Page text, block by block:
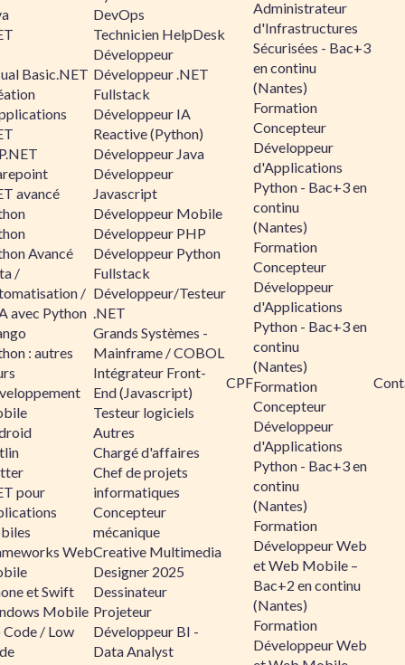
Basic.NET
avancé
Avancé
/
/
avec Python
: autres
pour
Web
et Swift
Mobile
/ Low
DevOps
Technicien HelpDesk
Développeur
Développeur .NET
Fullstack
Développeur IA
Reactive (Python)
Développeur Java
Développeur
Javascript
Développeur Mobile
Développeur PHP
Développeur Python
Fullstack
Développeur/Testeur
.NET
Grands Systèmes -
Mainframe / COBOL
Intégrateur Front-
End (Javascript)
Testeur logiciels
Autres
Chargé d'affaires
Chef de projets
informatiques
Concepteur
mécanique
Creative Multimedia
Designer 2025
Dessinateur
Projeteur
Développeur BI -
Data Analyst
CPF
Administrateur
d'Infrastructures
Sécurisées - Bac+3
en continu
(Nantes)
Formation
Concepteur
Développeur
d'Applications
Python - Bac+3 en
continu
(Nantes)
Formation
Concepteur
Développeur
d'Applications
Python - Bac+3 en
continu
(Nantes)
Formation
Concepteur
Développeur
d'Applications
Python - Bac+3 en
continu
(Nantes)
Formation
Développeur Web
et Web Mobile –
Bac+2 en continu
(Nantes)
Formation
Développeur Web